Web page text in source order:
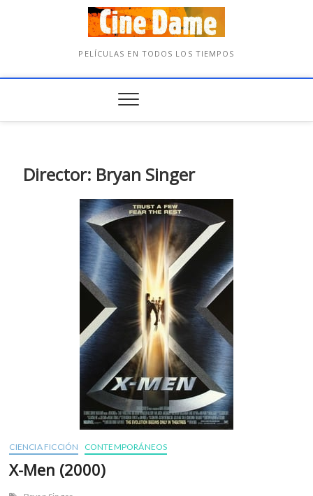
PELÍCULAS EN TODOS LOS TIEMPOS
Director: Bryan Singer
CIENCIA FICCIÓN CONTEMPORÁNEOS
X-Men (2000)